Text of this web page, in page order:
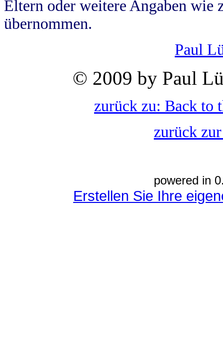
Eltern oder weitere Angaben wie
übernommen.
Paul
© 2009 by Paul
zurück zu: Back to
zurück
powered in
Erstellen Sie Ihre